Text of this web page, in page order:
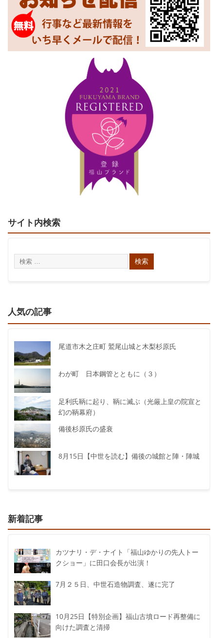
サイト内検索
人気の記事
尾道市木之庄町 鷲尾山城と木梨杉原氏
わが町 日本鋼管とともに（３）
足利氏鞆に起り、鞆に滅ぶ（光厳上皇の院宣と
幻の鞆幕府）
備後杉原氏の盛衰
8月15日【中世を読む】備後の城館と陣・陣城
新着記事
カツナリ・デ・ナイト「福山ゆかりの先人トー
クショー」に田口会長が出演！
7月２５日、中世石造物調査、遂に完了
10月25日【特別企画】福山古墳ロード再整備に
向けた調査と清掃